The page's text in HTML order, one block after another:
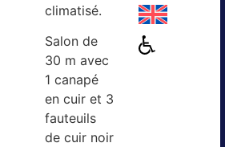
climatisé.
Salon de
30 m avec
1 canapé
en cuir et 3
fauteuils
de cuir noir